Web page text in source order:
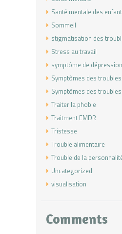
Santé mentale des
Sommeil
stigmatisation des
Stress au travail
symptôme de dépression
Symptômes des troubles
Symptômes des
Traiter la phobie
Traitment EMDR
Tristesse
Trouble alimentaire
Trouble de la
Uncategorized
visualisation
Comments